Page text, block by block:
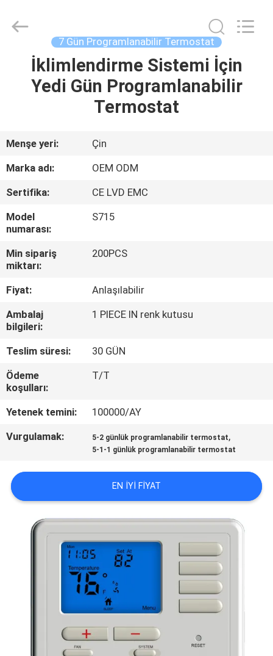
SG
GÖSTERISI
HAKKIMIZDA
TURU
KALITE
KONTROL
BIZE
ULAŞIN
BIR
TEKLIF
SITE
HARITASI
PRIVACY
Limited.
7 Gün Programlanabilir Termostat
İklimlendirme Sistemi İçin
Yedi Gün Programlanabilir
Termostat
Menşe yeri:
Çin
Marka adı:
OEM ODM
Sertifika:
CE LVD EMC
Model
numarası:
S715
Min sipariş
miktarı:
200PCS
Fiyat:
Anlaşılabilir
Ambalaj
bilgileri:
1 PIECE IN renk kutusu
Teslim süresi:
30 GÜN
Ödeme
koşulları:
T/T
Yetenek temini:
100000/AY
Vurgulamak:
5-2 günlük programlanabilir termostat,
5-1-1 günlük programlanabilir termostat
EN IYI FIYAT